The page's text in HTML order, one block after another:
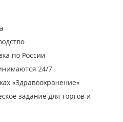
по России
24/7
«Здравоохранение»
задание для торгов и